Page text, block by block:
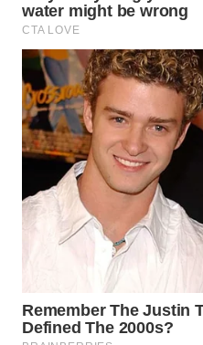
WN
KALTARA
WN
KALSEL
WN
KALTIM
WN
SULSEL
GORONTALO